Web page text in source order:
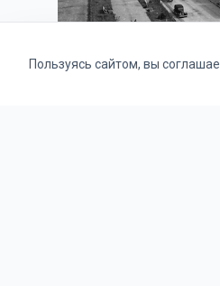
Пользуясь сайтом, вы